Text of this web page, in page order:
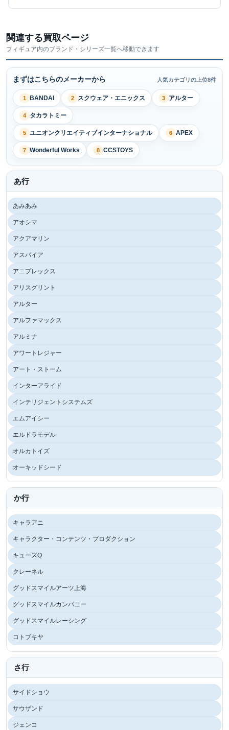
関連する買取ページ
フィギュア内のブランド・シリーズ一覧へ移動できます
まずはこちらのメーカーから 人気カテゴリの上位8件
1 BANDAI 2 スクウェア・エニックス 3 アルター
4 タカラトミー
5 ユニオンクリエイティブインターナショナル 6 APEX
7 Wonderful Works 8 CCSTOYS
あ行
あみあみ
アオシマ
アクアマリン
アスパイア
アニプレックス
アリスグリント
アルター
アルファマックス
アルミナ
アワートレジャー
アート・ストーム
インターアライド
インテリジェントシステムズ
エムアイシー
エルドラモデル
オルカトイズ
オーキッドシード
か行
キャラアニ
キャラクター・コンテンツ・プロダクション
キューズQ
クレーネル
グッドスマイルアーツ上海
グッドスマイルカンパニー
グッドスマイルレーシング
コトブキヤ
さ行
サイドショウ
サウザンド
ジェンコ